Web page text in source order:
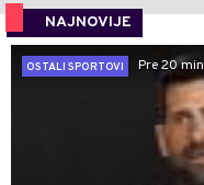
NAJNOVIJE
OSTALI SPORTOVI
Pre 20 min